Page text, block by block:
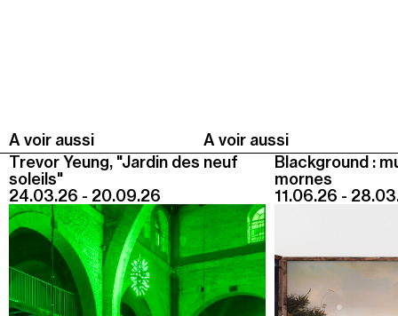
A voir aussi
A voir aussi
Trevor Yeung, "Jardin des neuf
soleils"
24.03.26 - 20.09.26
Blackground :
mornes
11.06.26 -